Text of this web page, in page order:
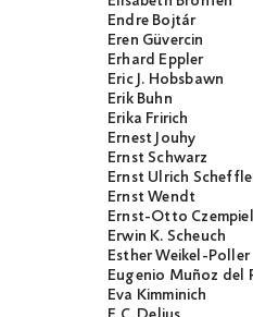
Endre Bojtár
Eren Güvercin
Erhard Eppler
Eric J. Hobsbawn
Erik Buhn
Erika Fririch
Ernest Jouhy
Ernst Schwarz
Ernst Ulrich
Ernst Wendt
Ernst-Otto Czempiel
Erwin K. Scheuch
Esther Weikel-Poller
Eugenio Muñoz del
Eva Kimminich